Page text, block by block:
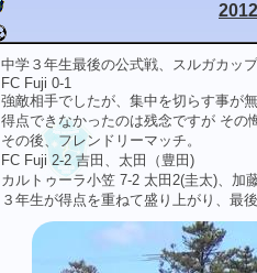
中学３年生最後の公式戦、スルガカッ
FC Fuji 0-1
強敵相手でしたが、集中を切らす事が
得点できなかったのは残念ですが その
その後、フレンドリーマッチ。
FC Fuji 2-2 吉田、太田（豊田)
カルトゥーラ小笠 7-2 太田2(圭太)、加
３年生が得点を重ねて盛り上がり、最